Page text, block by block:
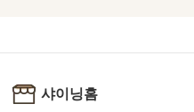
샤이닝홈